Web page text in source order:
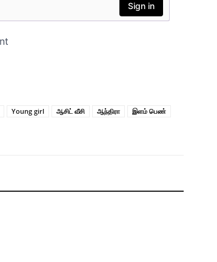
Young girl ஆசிட் வீசி ஆந்திரா
இளம் பெண்